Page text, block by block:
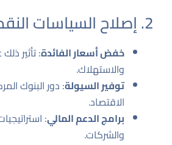
2. إصلاح السياسات النقدية
خفض أسعار الفائدة: تأثير
والاستهلاك.
توفير السيولة: دور البنوك
الاقتصاد.
برامج الدعم المالي:
والشركات.